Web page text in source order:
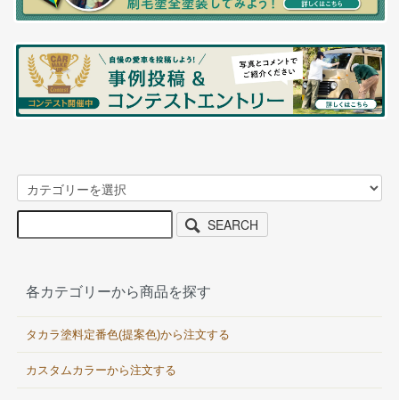
SEARCH
各カテゴリーから商品を探す
タカラ塗料定番色(提案色)から注文する
カスタムカラーから注文する